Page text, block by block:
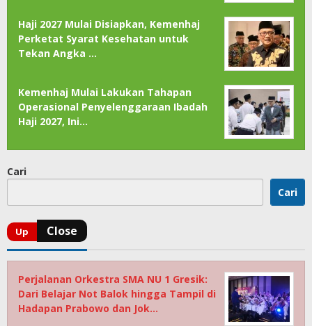
Haji 2027 Mulai Disiapkan, Kemenhaj
Perketat Syarat Kesehatan untuk
Tekan Angka …
Kemenhaj Mulai Lakukan Tahapan
Operasional Penyelenggaraan Ibadah
Haji 2027, Ini…
Cari
Cari
Perjalanan Orkestra SMA NU 1 Gresik:
Dari Belajar Not Balok hingga Tampil di
Hadapan Prabowo dan Jok…